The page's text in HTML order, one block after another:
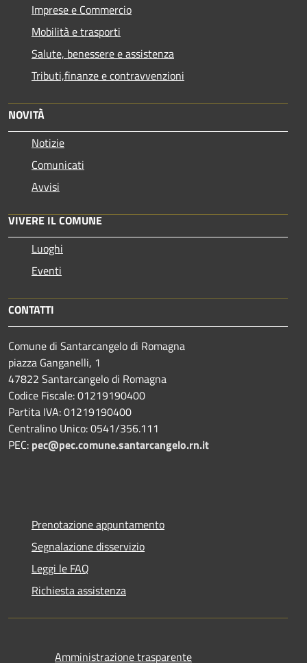
Imprese e Commercio
Mobilità e trasporti
Salute, benessere e assistenza
Tributi,finanze e contravvenzioni
NOVITÀ
Notizie
Comunicati
Avvisi
VIVERE IL COMUNE
Luoghi
Eventi
CONTATTI
Comune di Santarcangelo di Romagna
piazza Ganganelli, 1
47822 Santarcangelo di Romagna
Codice Fiscale: 01219190400
Partita IVA: 01219190400
Centralino Unico: 0541/356.111
PEC: pec@pec.comune.santarcangelo.rn.it
Prenotazione appuntamento
Segnalazione disservizio
Leggi le FAQ
Richiesta assistenza
Amministrazione trasparente